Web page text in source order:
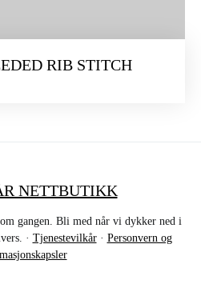
RIB STITCH
NETTBUTIKK
gangen. Bli med når vi dykker ned i
· Tjenestevilkår· Personvern og